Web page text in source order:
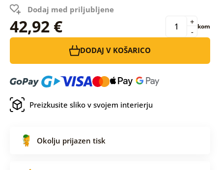
Dodaj med priljubljene
42,92 € -
+ kom
DODAJ V KOŠARICO
Preizkusite sliko v svojem interierju
Okolju prijazen tisk